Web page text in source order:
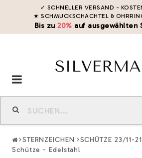
✓ SCHNELLER VERSAND -
★ SCHMUCKSCHACHTEL &
Bis zu20% auf ausgewählten
Toggle
navigation
STERNZEICHEN SCHÜTZE 23/11-
Schütze - Edelstahl